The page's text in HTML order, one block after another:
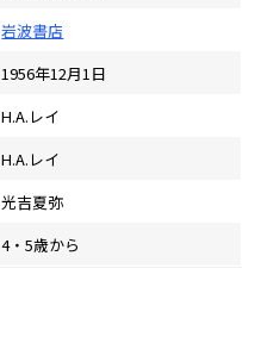
岩波書店
1956年12月1日
H.A.レイ
H.A.レイ
光吉夏弥
4・5歳から